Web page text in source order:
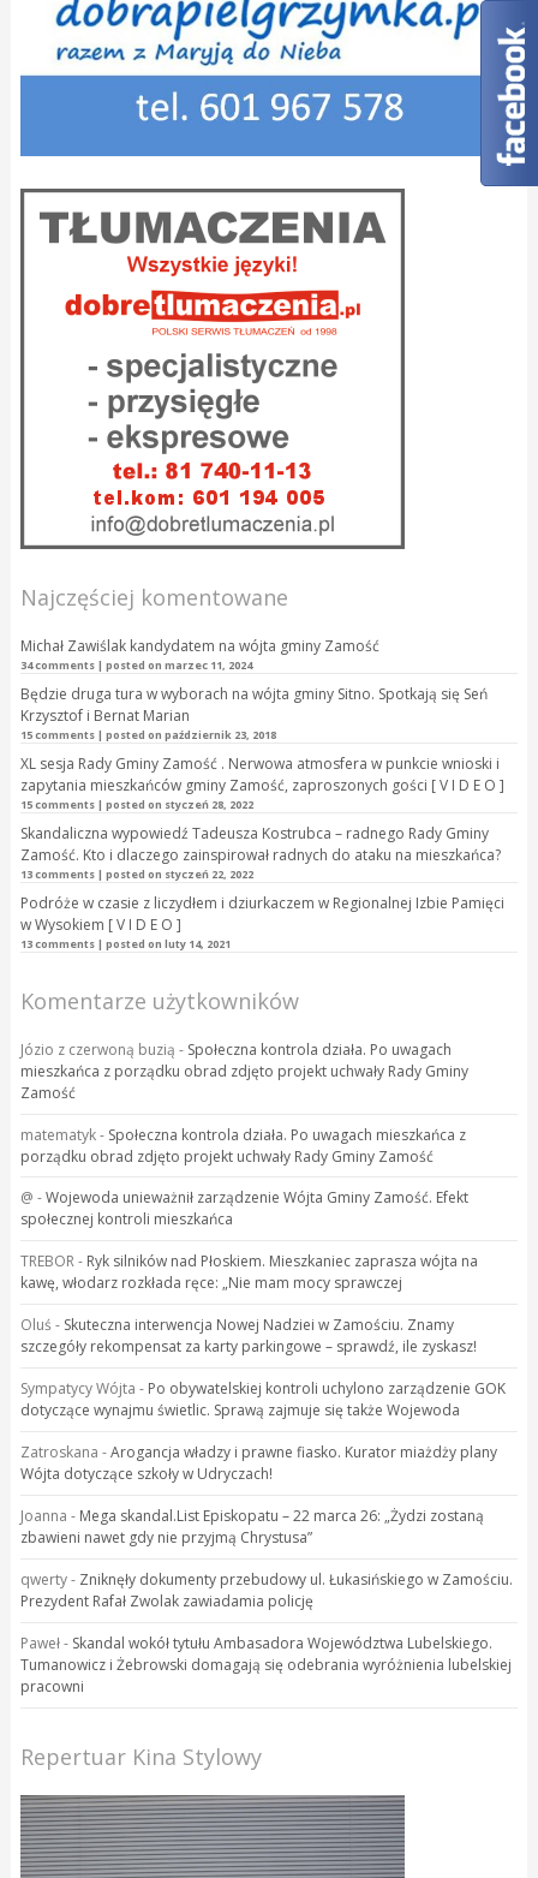
Najczęściej komentowane
Michał Zawiślak kandydatem na wójta gminy Zamość
34 comments| posted on marzec 11, 2024
Będzie druga tura w wyborach na wójta gminy Sitno. Spotkają się Seń
Krzysztof i Bernat Marian
15 comments| posted on październik 23, 2018
XL sesja Rady Gminy Zamość . Nerwowa atmosfera w punkcie wnioski i
zapytania mieszkańców gminy Zamość, zaproszonych gości [ V I D E O ]
15 comments| posted on styczeń 28, 2022
Skandaliczna wypowiedź Tadeusza Kostrubca – radnego Rady Gminy
Zamość. Kto i dlaczego zainspirował radnych do ataku na mieszkańca?
13 comments| posted on styczeń 22, 2022
Podróże w czasie z liczydłem i dziurkaczem w Regionalnej Izbie Pamięci
w Wysokiem [ V I D E O ]
13 comments| posted on luty 14, 2021
Komentarze użytkowników
Józio z czerwoną buzią - Społeczna kontrola działa. Po uwagach
mieszkańca z porządku obrad zdjęto projekt uchwały Rady Gminy
Zamość
matematyk- Społeczna kontrola działa. Po uwagach mieszkańca z
porządku obrad zdjęto projekt uchwały Rady Gminy Zamość
@ -Wojewoda unieważnił zarządzenie Wójta Gminy Zamość. Efekt
społecznej kontroli mieszkańca
TREBOR- Ryk silników nad Płoskiem. Mieszkaniec zaprasza wójta na
kawę, włodarz rozkłada ręce: „Nie mam mocy sprawczej
Oluś - Skuteczna interwencja Nowej Nadziei w Zamościu. Znamy
szczegóły rekompensat za karty parkingowe – sprawdź, ile zyskasz!
Sympatycy Wójta - Po obywatelskiej kontroli uchylono zarządzenie GOK
dotyczące wynajmu świetlic. Sprawą zajmuje się także Wojewoda
Zatroskana -Arogancja władzy i prawne fiasko. Kurator miażdży plany
Wójta dotyczące szkoły w Udryczach!
Joanna - Mega skandal.List Episkopatu – 22 marca 26: „Żydzi zostaną
zbawieni nawet gdy nie przyjmą Chrystusa”
qwerty- Zniknęły dokumenty przebudowy ul. Łukasińskiego w Zamościu.
Prezydent Rafał Zwolak zawiadamia policję
Paweł- Skandal wokół tytułu Ambasadora Województwa Lubelskiego.
Tumanowicz i Żebrowski domagają się odebrania wyróżnienia lubelskiej
pracowni
Repertuar Kina Stylowy